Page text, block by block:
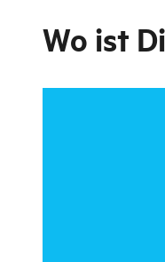
Wo ist